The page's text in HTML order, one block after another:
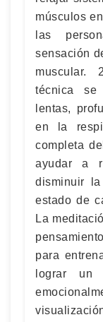
músculos
las
sensación
muscular.
técnica se
lentas,
en la
completa
ayudar a
disminuir
estado de
La
para
lograr un